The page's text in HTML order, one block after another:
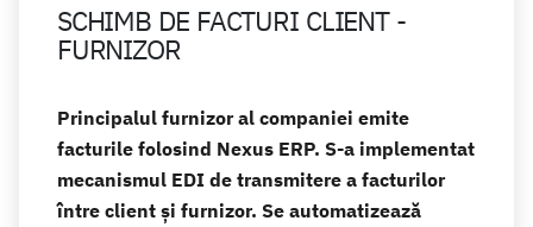
SCHIMB DE FACTURI CLIENT -
FURNIZOR
Principalul furnizor al companiei emite
facturile folosind Nexus ERP. S-a implementat
mecanismul EDI de transmitere a facturilor
între client și furnizor. Se automatizează